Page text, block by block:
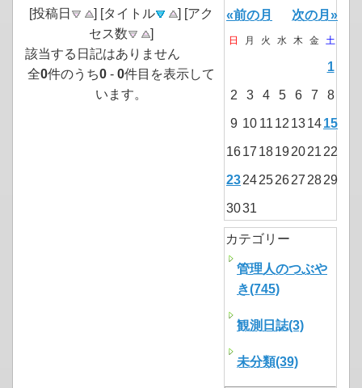
[投稿日
] [タイトル
] [アク
セス数
]
該当する日記はありません
全0件のうち0 - 0件目を表示して
います。
«前の月 次の月»
日 月 火 水 木 金 土
1
2 3 4 5 6 7 8
9 10 11 12 131415
1617 18192021 22
2324252627 2829
3031
カテゴリー
管理人のつぶや
き(745)
観測日誌(3)
未分類(39)